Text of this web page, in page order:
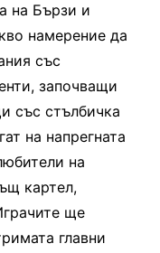
на Бързи и
намерение да
със
започващи
със стълбичка
на напрегната
на
картел,
ще
главни